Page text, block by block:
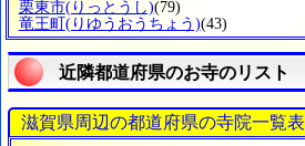
栗東市(りっとうし)(79)
竜王町 (りゆうおうちょう)(43)
近隣都道府県のお寺のリスト
滋賀県周辺の都道府県の寺院一覧表